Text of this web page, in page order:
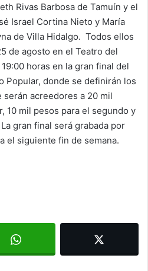
Rivas Barbosa de Tamuín y el
Israel Cortina Nieto y María
de Villa Hidalgo. Todos ellos
de agosto en el Teatro del
horas en la gran final del
Popular, donde se definirán los
acreedores a 20 mil
10 mil pesos para el segundo y
gran final será grabada por
el siguiente fin de semana.